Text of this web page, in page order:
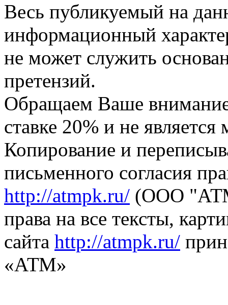
Подробнее
от40 559руб
1600х800/900х900 (ШхГхВ)
Шкаф вытяжной ВМ-112 (металлический)
Подробнее
руб
1200х600х2100 (ШхГхВ)
Весь публикуемый на
информационный
не может служить
претензий.
Обращаем Ваше
ставке 20% и не
Копирование и
письменного согласия
http://atmpk.ru/ (ООО
права на все тексты,
сайта http://atmpk.ru/
«АТМ»